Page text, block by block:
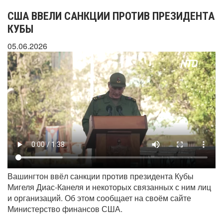
США ВВЕЛИ САНКЦИИ ПРОТИВ ПРЕЗИДЕНТА
КУБЫ
05.06.2026
Вашингтон ввёл санкции против президента Кубы
Мигеля Диас-Канеля и некоторых связанных с ним лиц
и организаций. Об этом сообщает на своём сайте
Министерство финансов США.